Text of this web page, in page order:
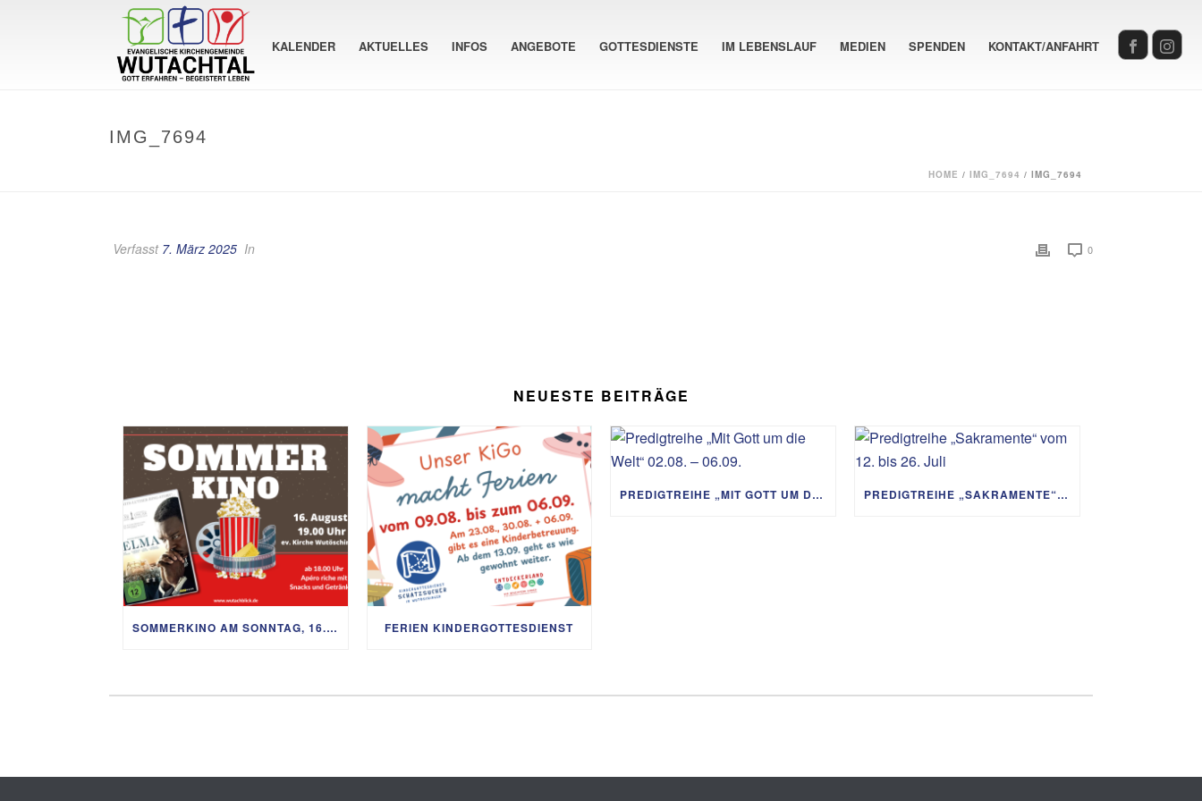
KALENDER AKTUELLES INFOS ANGEBOTE GOTTESDIENSTE IM LEBENSLAUF MEDIEN SPENDEN KONTAKT/ANFAHRT
IMG_7694
HOME / IMG_7694 / IMG_7694
Verfasst 7. März 2025 In 0
NEUESTE BEITRÄGE
SOMMERKINO AM SONNTAG, 16. AUGUST FERIEN KINDERGOTTESDIENST
PREDIGTREIHE „MIT GOTT UM DIE WELT“ 02.08. – 06.09. PREDIGTREIHE „SAKRAMENTE“ VOM 12. BIS 26. JULI